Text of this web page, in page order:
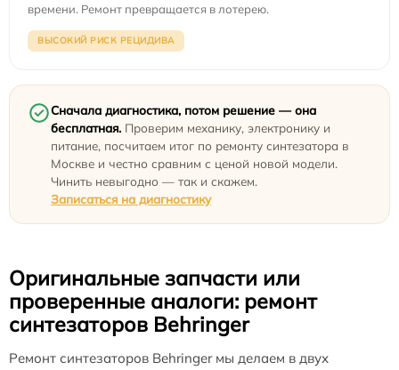
времени. Ремонт превращается в лотерею.
ВЫСОКИЙ РИСК РЕЦИДИВА
Сначала диагностика, потом решение — она
бесплатная. Проверим механику, электронику и
питание, посчитаем итог по ремонту синтезатора в
Москве и честно сравним с ценой новой модели.
Чинить невыгодно — так и скажем.
Записаться на диагностику
Оригинальные запчасти или
проверенные аналоги: ремонт
синтезаторов Behringer
Ремонт синтезаторов Behringer мы делаем в двух